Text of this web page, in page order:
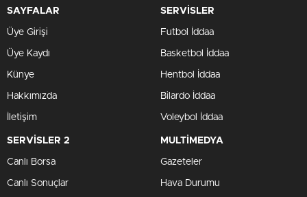
SAYFALAR
Üye Girişi
Üye Kaydı
Künye
Hakkımızda
İletişim
SERVİSLER
Futbol İddaa
Basketbol İddaa
Hentbol İddaa
Bilardo İddaa
Voleybol İddaa
SERVİSLER 2
Canlı Borsa
Canlı Sonuçlar
MULTİMEDYA
Gazeteler
Hava Durumu